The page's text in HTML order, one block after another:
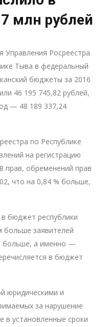
млн рублей
Управления Росреестра
Тыва в федеральный
бюджеты за 2016
46 195 745,82 рублей,
— 48 189 337,24
по Республике
на регистрацию
прав, обременений прав
что на 0,84 % больше,
бюджет республики
заявителей
больше, а именно —
в бюджет
юридическими и
за нарушение
в установленные сроки